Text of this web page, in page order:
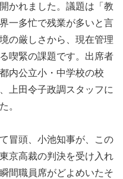
かれました。議題は「教
一多忙で残業が多いと言
の厳しさから、現在管理
喫緊の課題です。出席者
内公立小・中学校の校
上田令子政調スタッフに
。
冒頭、小池知事が、この
京高裁の判決を受け入れ
間職員席がどよめいたそ